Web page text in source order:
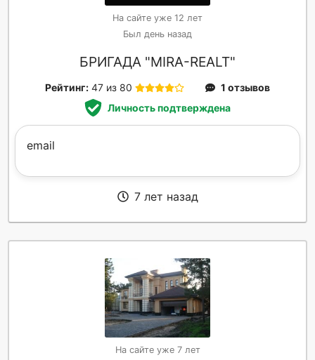
На сайте уже 12 лет
Был день назад
БРИГАДА "MIRA-REALT"
Рейтинг: 47 из 80
1 отзывов
Личность подтверждена
email
7 лет назад
На сайте уже 7 лет